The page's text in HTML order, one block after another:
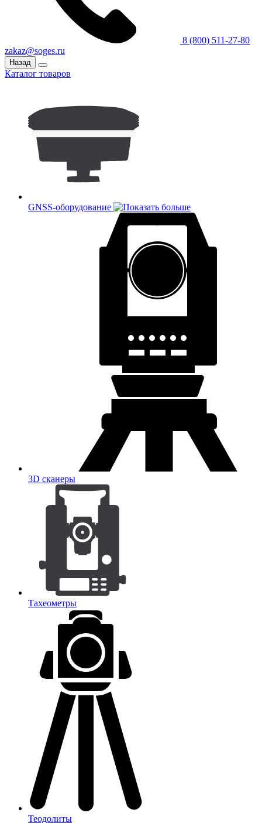
8 (800) 511-27-80
zakaz@soges.ru
Назад
Каталог товаров
GNSS-оборудование
3D сканеры
Тахеометры
Теодолиты